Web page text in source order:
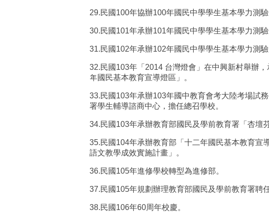
29.民國 100年協辦100年國民中學學生基本學力測驗
30.民國 101年承辦101年國民中學學生基本學力測驗
31.民國 102年承辦102年國民中學學生基本學力測
32.民國 103年「 2014 台灣燈會」在中興新村舉辦
年國民基本教育宣導燈區」。
33.民國 103年承辦103年國中教育會考大陸考場試
署學生輔導諮商中心，擔任總召學校。
34.民國 103年承辦教育部國民及學前教育署「杏壇
35.民國 104年承辦教育部「十二年國民基本教育宣
語文教學成效實施計畫」。
36.民國 105年進修學校轉型為進修部。
37.民國 105年規劃辦理教育部國民及學前教育署聘
38.民國 106年60周年校慶。